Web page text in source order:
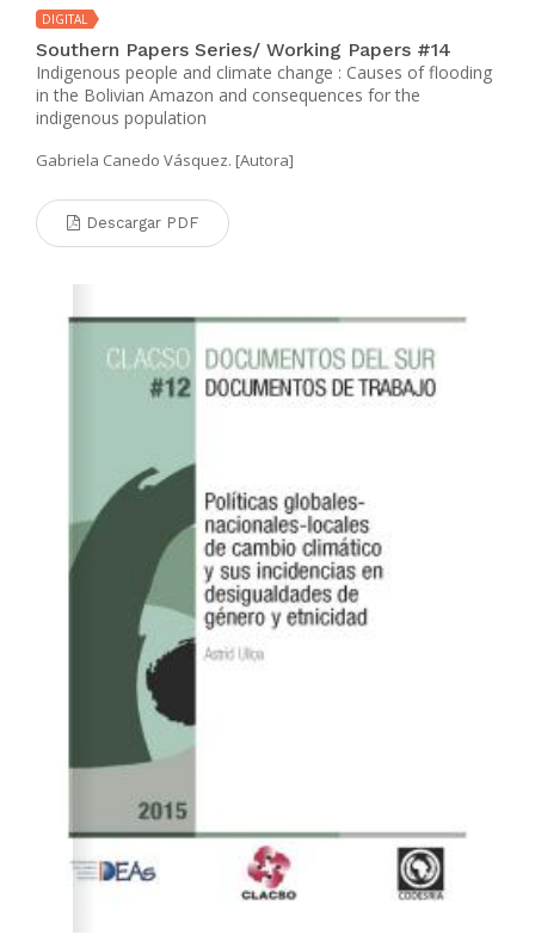
DIGITAL
Southern Papers Series/ Working Papers #14
Indigenous people and climate change : Causes of flooding
in the Bolivian Amazon and consequences for the
indigenous population
Gabriela Canedo Vásquez. [Autora]
Descargar PDF